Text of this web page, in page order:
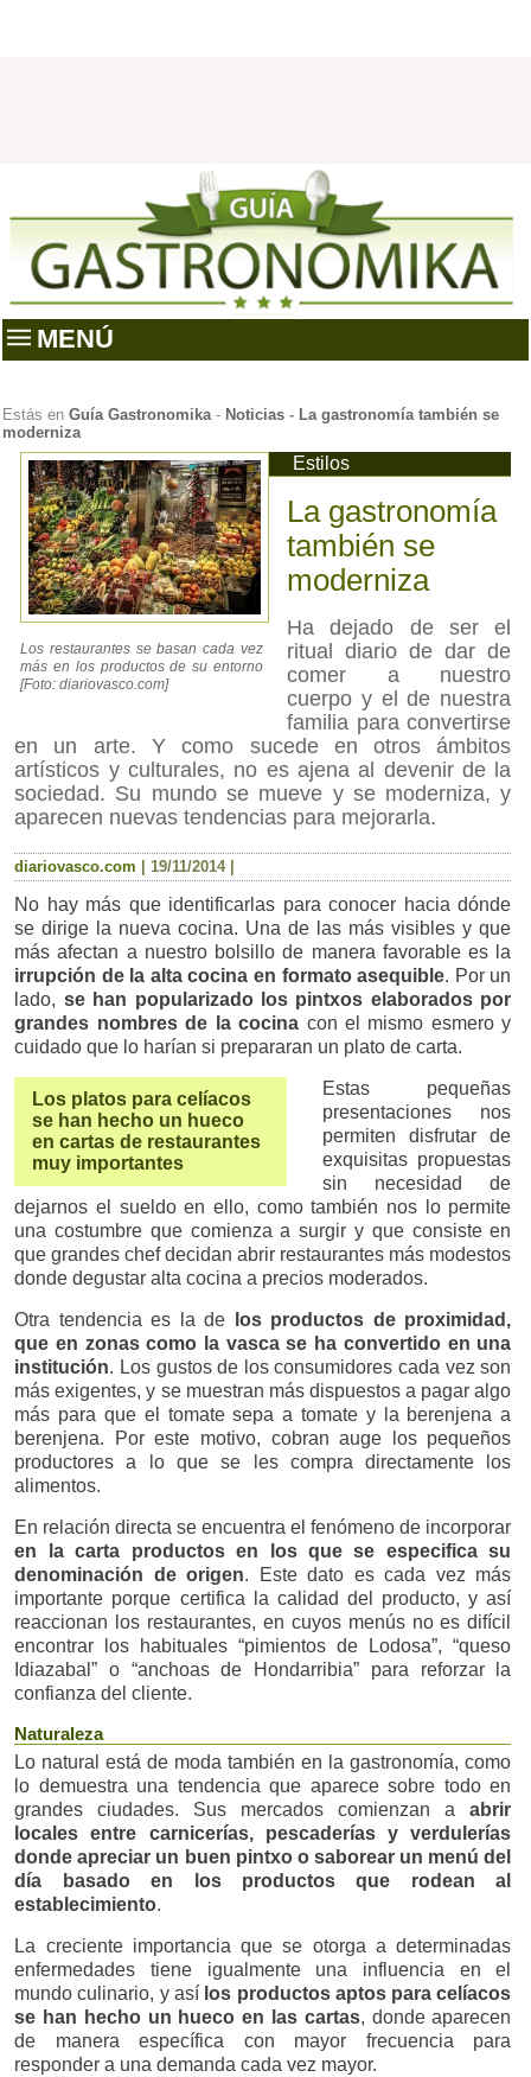
MENÚ
Estás enGuía Gastronomika- Noticias - La gastronomía también se
moderniza
Los restaurantes se basan cada vez
más en los productos de su entorno
[Foto: diariovasco.com]
Estilos
La gastronomía
también se
moderniza
Ha dejado de ser el
ritual diario de dar de
comer a nuestro
cuerpo y el de nuestra
familia para convertirse
en un arte. Y como sucede en otros ámbitos
artísticos y culturales, no es ajena al devenir de la
sociedad. Su mundo se mueve y se moderniza, y
aparecen nuevas tendencias para mejorarla.
diariovasco.com |19/11/2014|
No hay más que identificarlas para conocer hacia dónde
se dirige la nueva cocina. Una de las más visibles y que
más afectan a nuestro bolsillo de manera favorable es la
irrupción de la alta cocina en formato asequible. Por un
lado, se han popularizado los pintxos elaborados por
grandes nombres de la cocina con el mismo esmero y
cuidado que lo harían si prepararan un plato de carta.
Los platos para celíacos
se han hecho un hueco
en cartas de restaurantes
muy importantes
Estas pequeñas
presentaciones nos
permiten disfrutar de
exquisitas propuestas
sin necesidad de
dejarnos el sueldo en ello, como también nos lo permite
una costumbre que comienza a surgir y que consiste en
que grandes chef decidan abrir restaurantes más modestos
donde degustar alta cocina a precios moderados.
Otra tendencia es la de
los productos de proximidad,
que en zonas como la vasca se ha convertido en una
institución. Los gustos de los consumidores cada vez son
más exigentes, y se muestran más dispuestos a pagar algo
más para que el tomate sepa a tomate y la berenjena a
berenjena. Por este motivo, cobran auge los pequeños
productores a lo que se les compra directamente los
alimentos.
En relación directa se encuentra el fenómeno de incorporar
en la carta productos en los que se especifica su
denominación de origen. Este dato es cada vez más
importante porque certifica la calidad del producto, y así
reaccionan los restaurantes, en cuyos menús no es difícil
encontrar los habituales “pimientos de Lodosa”, “queso
Idiazabal” o “anchoas de Hondarribia” para reforzar la
confianza del cliente.
Naturaleza
Lo natural está de moda también en la gastronomía, como
lo demuestra una tendencia que aparece sobre todo en
grandes ciudades. Sus mercados comienzan aabrir
locales entre carnicerías, pescaderías y verdulerías
donde apreciar un buen pintxo o saborear un menú del
día basado en los productos que rodean al
establecimiento.
La creciente importancia que se otorga a determinadas
enfermedades tiene igualmente una influencia en el
mundo culinario, y así los productos aptos para celíacos
se han hecho un hueco en las cartas, donde aparecen
de manera específica con mayor frecuencia para
responder a una demanda cada vez mayor.